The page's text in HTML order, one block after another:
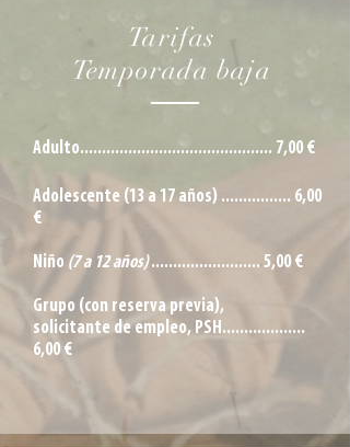
Tarifas
Temporada baja
Adulto............................................ 7,00 €
Adolescente (13 a 17 años) ................ 6,00
€
Niño (7 a 12 años)......................... 5,00 €
Grupo (con reserva previa),
solicitante de empleo, PSH...................
6,00 €